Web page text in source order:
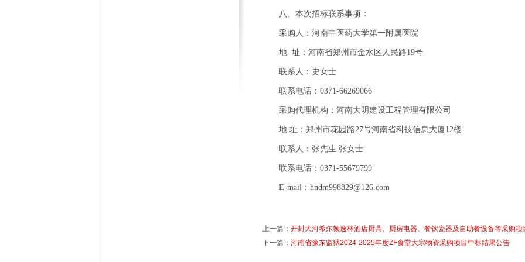
八、本次招标联系事项：
采购人：河南中医药大学第一附属医院
地 址：河南省郑州市金水区人民路19号
联系人：史女士
联系电话： 0371-66269066
采购代理机构：河南大明建设工程管理有限公司
地 址：郑州市花园路27号河南省科技信息大厦12楼
联系人：张先生 张女士
联系电话： 0371-55679799
E-mail：hndm998829@126.com
上一篇： 开封大河希尔顿逸林酒店厨具、厨房电器、餐饮瓷器及自助餐设备等采购
下一篇： 河南省豫东监狱2024-2025年度ZF食堂大宗物资采购项目中标结果公告